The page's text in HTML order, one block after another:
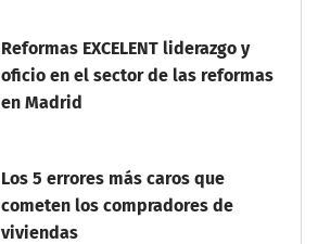
Reformas EXCELENT liderazgo y
oficio en el sector de las reformas
en Madrid
Los 5 errores más caros que
cometen los compradores de
viviendas